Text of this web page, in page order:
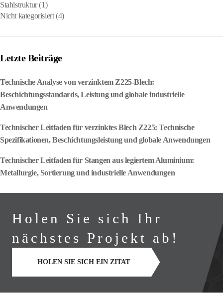
Stahlstruktur(1)
Nicht kategorisiert(4)
Letzte Beiträge
Technische Analyse von verzinktem Z225-Blech:
Beschichtungsstandards, Leistung und globale industrielle
Anwendungen
Technischer Leitfaden für verzinktes Blech Z225: Technische
Spezifikationen, Beschichtungsleistung und globale Anwendungen
Technischer Leitfaden für Stangen aus legiertem Aluminium:
Metallurgie, Sortierung und industrielle Anwendungen
Holen Sie sich Ihr
nächstes Projekt ab!
HOLEN SIE SICH EIN ZITAT